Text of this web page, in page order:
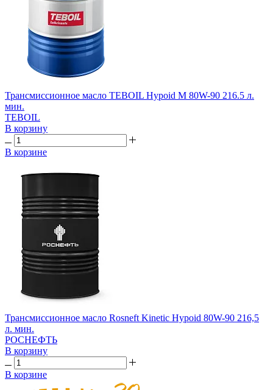
Трансмиссионное масло TEBOIL Hypoid M 80W-90 216.5 л.
мин.
TEBOIL
В корзину
В корзине
Трансмиссионное масло Rosneft Kinetic Hypoid 80W-90 216,5
л. мин.
РОСНЕФТЬ
В корзину
В корзине